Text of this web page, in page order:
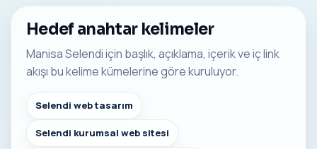
Hedef anahtar kelimeler
Manisa Selendi için başlık, açıklama, içerik ve iç link
akışı bu kelime kümelerine göre kuruluyor.
Selendi web tasarım
Selendi kurumsal web sitesi